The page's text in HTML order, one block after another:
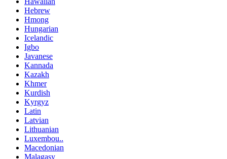
Hebrew
Hmong
Hungarian
Icelandic
Igbo
Javanese
Kannada
Kazakh
Khmer
Kurdish
Kyrgyz
Latin
Latvian
Lithuanian
Luxembou..
Macedonian
Malagasy